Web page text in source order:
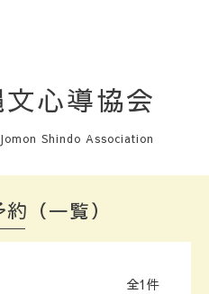
心導協会
Shindo Association
（一覧）
全1件